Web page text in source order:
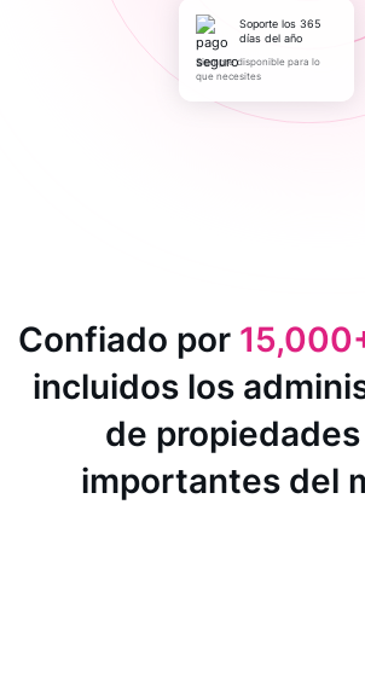
Soporte los 365
días del año
Siempre disponible para lo
que necesites
Confiado por
incluidos los
de
importantes del